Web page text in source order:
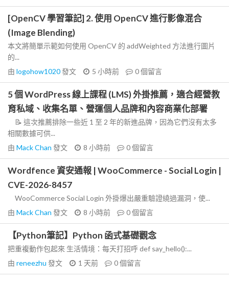
[OpenCV 學習筆記] 2. 使用 OpenCV 進行影像混合
(Image Blending)
本文將簡單示範如何使用 OpenCV 的 addWeighted 方法進行圖片
的...
由 logohow1020發文 5 小時前 0個留言
5 個 WordPress 線上課程 (LMS) 外掛推薦，適合經營教
育私域、收集名單、營運個人品牌和內容商業化部署
📝 這次推薦排除一些近 1 至 2 年的新進品牌，因為它們沒有太多
相關數據可供...
由 Mack Chan 發文 8 小時前 0個留言
Wordfence 資安通報 | WooCommerce - Social Login |
CVE-2026-8457
WooCommerce Social Login 外掛爆出嚴重驗證繞過漏洞，使...
由 Mack Chan 發文 8 小時前 0個留言
【Python筆記】Python 函式基礎觀念
把重複動作包起來 生活情境：每天打招呼 def say_hello():...
由 reneezhu 發文 1 天前 0個留言